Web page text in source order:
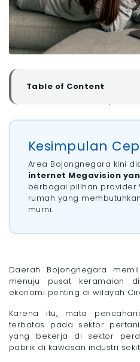
Table of Content
▼
Rekomendasi Pasang
- 1. Megavision: WiFi
- 2. MyRepublic: WiFi
- 3. IndiHome dan
Terluas di Indonesia
Tips Memilih WiFi yang
Bojongnegara, Kabupaten
Kesimpulan
Area Bojongnegara kini
internet Megavision
berbagai pilihan provider
rumah yang
murni.
Daerah Bojongnegara
menuju pusat keramaian
ekonomi penting di wilayah
Karena itu, mata
terbatas pada sektor
yang bekerja di sektor
pabrik di kawasan industri